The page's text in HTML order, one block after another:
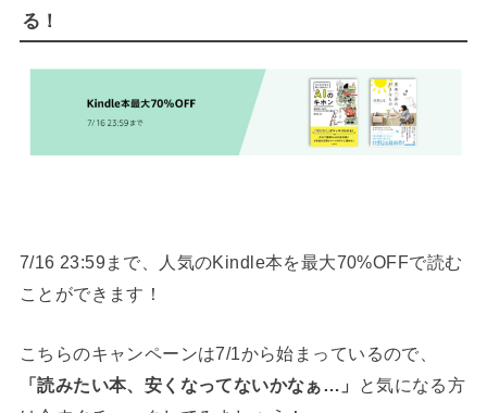
る！
7/16 23:59まで、人気のKindle本を最大70%OFFで読む
ことができます！
こちらのキャンペーンは7/1から始まっているので、
「読みたい本、安くなってないかなぁ…」
と気になる方